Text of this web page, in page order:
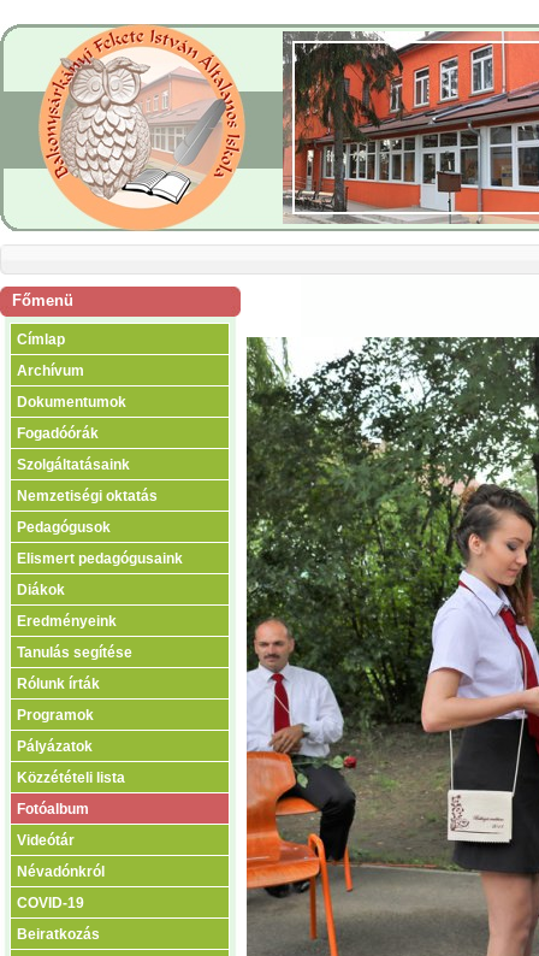
Főmenü
Címlap
Archívum
Dokumentumok
Fogadóórák
Szolgáltatásaink
Nemzetiségi oktatás
Pedagógusok
Elismert pedagógusaink
Diákok
Eredményeink
Tanulás segítése
Rólunk írták
Programok
Pályázatok
Közzétételi lista
Fotóalbum
Videótár
Névadónkról
COVID-19
Beiratkozás